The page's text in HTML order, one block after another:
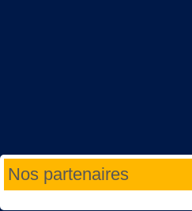
Nos partenaires
Année
précédente
Mois
précédent
Année
suivante
Mois
suivant